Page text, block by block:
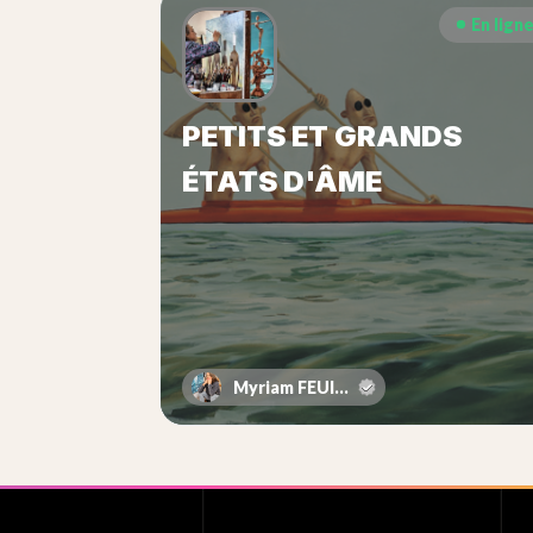
En ligne
PETITS ET GRANDS
ÉTATS D'ÂME
Myriam FEUILLOLEY